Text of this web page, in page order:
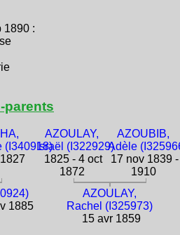
1890 :
parents
(I340918)
AZOULAY,
Israël (I322929)
1825 - 4 oct
1872
AZOUBIB,
Adèle
17 nov 1839 -
1910
1885
AZOULAY,
Rachel (I325973)
15 avr 1859